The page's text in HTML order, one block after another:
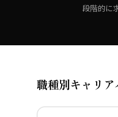
段階的に
職種別キャリア